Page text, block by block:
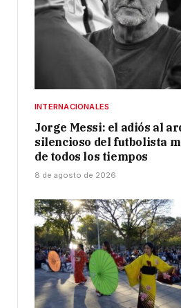
INTERNACIONALES
Jorge Messi: el adiós al
silencioso del futbolista
de todos los tiempos
8 de agosto de 2026